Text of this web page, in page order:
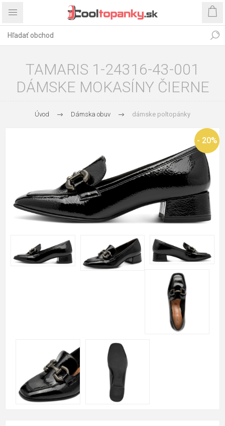
TAMARIS 1-24316-43-001
DÁMSKE MOKASÍNY ČIERNE
Úvod Dámska obuv dámske poltopánky
- 20%